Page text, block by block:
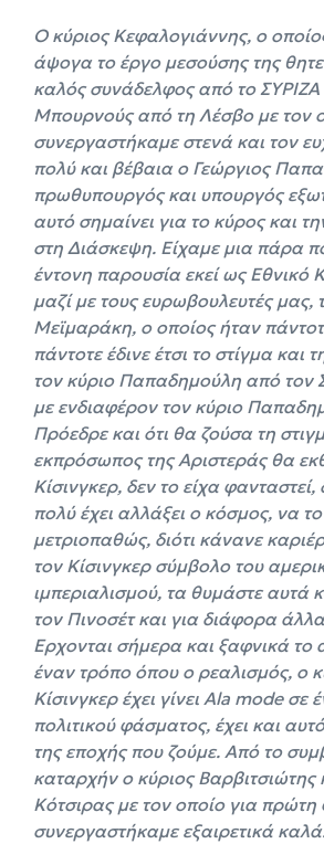
O κύριος Κεφαλογιάννης, ο
άψογα το έργο μεσούσης της
καλός συνάδελφος από το ΣΥΡΙΖΑ
Μπουρνούς από τη Λέσβο με τον
συνεργαστήκαμε στενά και τον
πολύ και βέβαια ο Γεώργιος
πρωθυπουργός και υπουργός
αυτό σημαίνει για το κύρος και
στη Διάσκεψη. Είχαμε μια πάρα
έντονη παρουσία εκεί ως Εθνικό
μαζί με τους ευρωβουλευτές μας,
Μεϊμαράκη, ο οποίος ήταν
πάντοτε έδινε έτσι το στίγμα και
τον κύριο Παπαδημούλη από τον
με ενδιαφέρον τον κύριο
Πρόεδρε και ότι θα ζούσα τη
εκπρόσωπος της Αριστεράς θα
Κίσινγκερ, δεν το είχα φανταστεί,
πολύ έχει αλλάξει ο κόσμος, να
μετριοπαθώς, διότι κάνανε
τον Κίσινγκερ σύμβολο του
ιμπεριαλισμού, τα θυμάστε αυτά
τον Πινοσέτ και για διάφορα
Ερχονται σήμερα και ξαφνικά
έναν τρόπο όπου ο ρεαλισμός, ο
Κίσινγκερ έχει γίνει Ala mode σε
πολιτικού φάσματος, έχει και
της εποχής που ζούμε. Από το
καταρχήν ο κύριος Βαρβιτσιώτης
Κότσιρας με τον οποίο για
συνεργαστήκαμε εξαιρετικά